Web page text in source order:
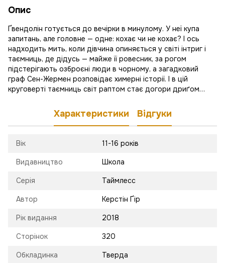
Опис
Ґвендолін готується до вечірки в минулому. У неї купа
запитань, але головне — одне: кохає чи не кохає? І ось
надходить мить, коли дівчина опиняється у світі інтриг і
таємниць, де дідусь — майже її ровесник, за рогом
підстерігають озброєні люди в чорному, а загадковий
граф Сен-Жермен розповідає химерні історії. І в цій
круговерті таємниць світ раптом стає догори дриґом…
Характеристики Відгуки
Вік 11-16 років
Видавництво Школа
Серія Таймлесс
Автор Керстін Ґір
Рік видання 2018
Сторінок 320
Обкладинка Тверда